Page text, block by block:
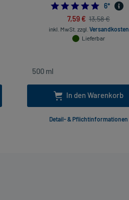
5.0
6*
7,59 € 13,58 €
inkl. MwSt. zzgl. Versandkosten
Lieferbar
In den Warenkorb
Detail- & Pflichtinformationen